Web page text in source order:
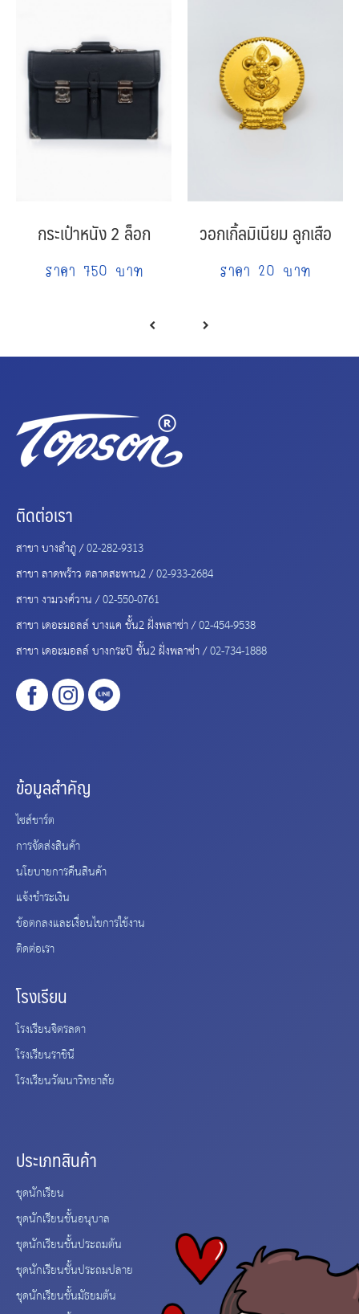
กระเป๋าหนัง 2 ล็อก
ราคา 750 บาท
วอกเกิ้ลมิเนียม ลูกเสือ
ราคา 20 บาท
ติดต่อเรา
สาขา บางลำภู /02-282-9313
สาขา ลาดพร้าว ตลาดสะพาน2 /02-933-2684
สาขา งามวงศ์วาน /02-550-0761
สาขา เดอะมอลล์ บางแค ชั้น2 ฝั่งพลาซ่า /02-454-9538
สาขา เดอะมอลล์ บางกระปิ ชั้น2 ฝั่งพลาซ่า /02-734-1888
ข้อมูลสำคัญ
ไซส์ชาร์ต
การจัดส่งสินค้า
นโยบายการคืนสินค้า
แจ้งชำระเงิน
ข้อตกลงและเงื่อนไขการใช้งาน
ติดต่อเรา
โรงเรียน
โรงเรียนจิตรลดา
โรงเรียนราชินี
โรงเรียนวัฒนาวิทยาลัย
ประเภทสินค้า
ชุดนักเรียน
ชุดนักเรียนชั้นอนุบาล
ชุดนักเรียนชั้นประถมต้น
ชุดนักเรียนชั้นประถมปลาย
ชุดนักเรียนชั้นมัธยมต้น